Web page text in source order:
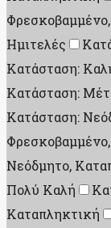
Ημιτελές
Κατάσταση:
Κατάσταση:
Κατάσταση:
Νεόδμητο,
Πολύ Καλή
Καταπληκτική